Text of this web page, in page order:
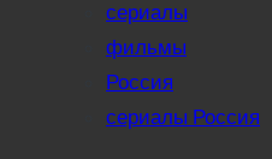
сериалы
фильмы
Россия
сериалы Россия